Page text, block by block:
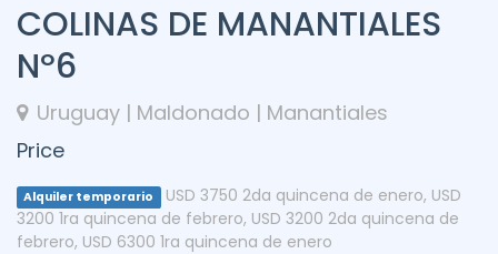
COLINAS DE MANANTIALES
Nº6
Uruguay | Maldonado | Manantiales
Price
Alquiler temporario USD 3750 2da quincena de enero, USD
3200 1ra quincena de febrero, USD 3200 2da quincena de
febrero, USD 6300 1ra quincena de enero